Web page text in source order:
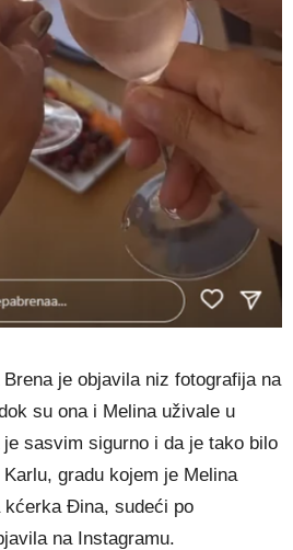
je objavila niz fotografija na
su ona i Melina uživale u
sasvim sigurno i da je tako bilo
gradu kojem je Melina
kćerka Đina, sudeći po
na Instagramu.